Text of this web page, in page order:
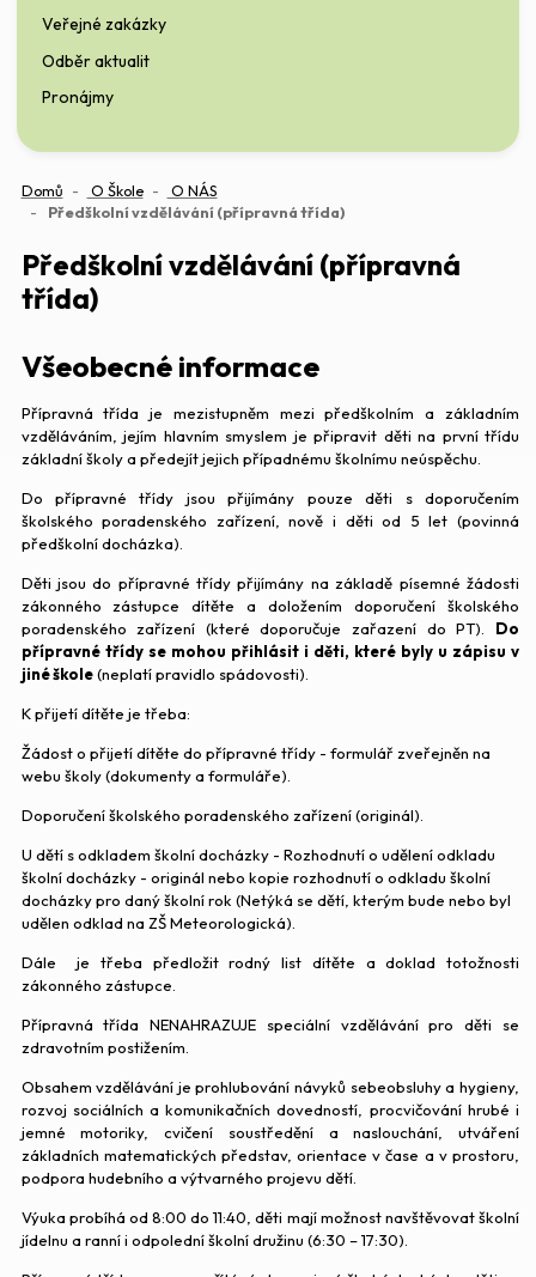
Veřejné zakázky
Odběr aktualit
Pronájmy
Domů O Škole
O NÁS
Předškolní vzdělávání (přípravná třída)(aktuální)
Předškolní vzdělávání (přípravná
třída)
Všeobecné informace
Přípravná třída je mezistupněm mezi předškolním a základním
vzděláváním, jejím hlavním smyslem je připravit děti na první třídu
základní školy a předejít jejich případnému školnímu neúspěchu.
Do přípravné třídy jsou přijímány pouze děti s doporučením
školského poradenského zařízení, nově i děti od 5 let (povinná
předškolní docházka).
Děti jsou do přípravné třídy přijímány na základě písemné žádosti
zákonného zástupce dítěte a doložením doporučení školského
poradenského zařízení (které doporučuje zařazení do PT). Do
přípravné třídy se mohou přihlásit i děti, které byly u zápisu v
jiné škole(neplatí pravidlo spádovosti).
K přijetí dítěte je třeba:
Žádost o přijetí dítěte do přípravné třídy - formulář zveřejněn na
webu školy (dokumenty a formuláře).
Doporučení školského poradenského zařízení (originál).
U dětí s odkladem školní docházky - Rozhodnutí o udělení odkladu
školní docházky - originál nebo kopie rozhodnutí o odkladu školní
docházky pro daný školní rok (Netýká se dětí, kterým bude nebo byl
udělen odklad na ZŠ Meteorologická).
Dále je třeba předložit rodný list dítěte a doklad totožnosti
zákonného zástupce.
Přípravná třída NENAHRAZUJE speciální vzdělávání pro děti se
zdravotním postižením.
Obsahem vzdělávání je prohlubování návyků sebeobsluhy a hygieny,
rozvoj sociálních a komunikačních dovedností, procvičování hrubé i
jemné motoriky, cvičení soustředění a naslouchání, utváření
základních matematických představ, orientace v čase a v prostoru,
podpora hudebního a výtvarného projevu dětí.
Výuka probíhá od 8:00 do 11:40, děti mají možnost navštěvovat školní
jídelnu a ranní i odpolední školní družinu (6:30 – 17:30).